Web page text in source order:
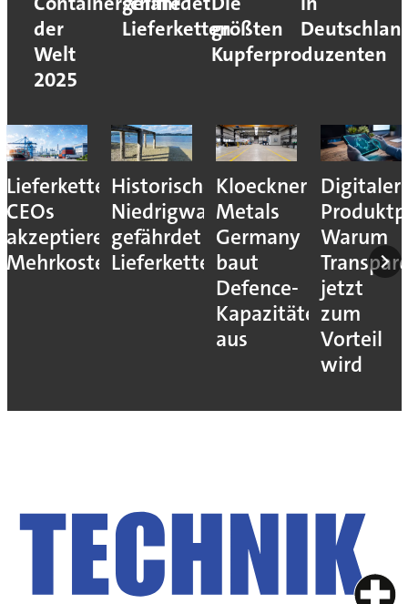
der
Welt
2025
Lieferkettengrößten
Kupferproduzenten
Lieferkettenresilienz:
CEOs
akzeptieren
Mehrkosten
Historisches
Niedrigwasser
gefährdet
Lieferketten
Kloeckner
Metals
Germany
baut
Defence-
Kapazitäten
aus
Digitaler
Warum
jetzt
zum
Vorteil
wird